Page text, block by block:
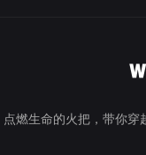
点燃生命的火把，带你